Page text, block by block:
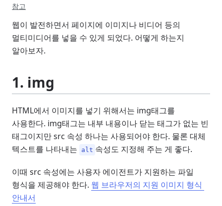
참고
웹이 발전하면서 페이지에 이미지나 비디어 등의
멀티미디어를 넣을 수 있게 되었다. 어떻게 하는지
알아보자.
1. img
HTML에서 이미지를 넣기 위해서는 img태그를
사용한다. img태그는 내부 내용이나 닫는 태그가 없는 빈
태그이지만 src 속성 하나는 사용되어야 한다. 물론 대체
텍스트를 나타내는
alt 속성도 지정해 주는 게 좋다.
이때 src 속성에는 사용자 에이전트가 지원하는 파일
형식을 제공해야 한다. 웹 브라우저의 지원 이미지 형식
안내서